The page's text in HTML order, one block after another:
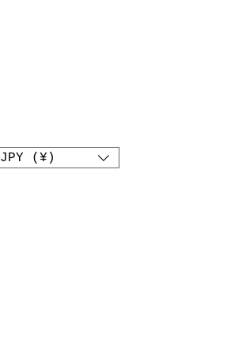
JPY (¥)